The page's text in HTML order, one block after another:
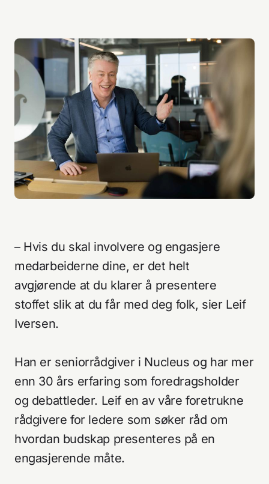
– Hvis du skal involvere og engasjere
medarbeiderne dine, er det helt
avgjørende at du klarer å presentere
stoffet slik at du får med deg folk, sier Leif
Iversen.
Han er seniorrådgiver i Nucleus og har mer
enn 30 års erfaring som foredragsholder
og debattleder. Leif en av våre foretrukne
rådgivere for ledere som søker råd om
hvordan budskap presenteres på en
engasjerende måte.